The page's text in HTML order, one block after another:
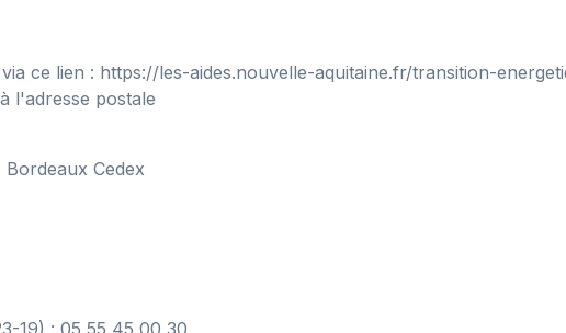
ce lien : https://les-aides.nouvelle-aquitaine.fr/transition-
l'adresse postale
Cedex